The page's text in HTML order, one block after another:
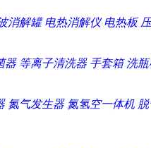
消解罐 电热消解仪 电热板
器 等离子清洗器 手套箱 洗
氮气发生器 氮氢空一体机